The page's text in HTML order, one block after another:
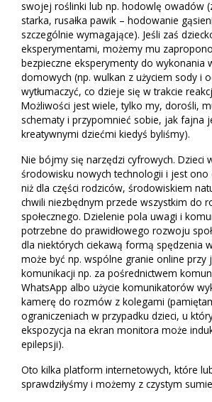
swojej roślinki lub np. hodowlę owadów
starka, rusałka pawik – hodowanie
szczególnie wymagające). Jeśli zaś
eksperymentami, możemy mu
bezpieczne eksperymenty do wykonania
domowych (np. wulkan z użyciem sody i
wytłumaczyć, co dzieje się w trakcie
Możliwości jest wiele, tylko my, dorośli,
schematy i przypomnieć sobie, jak fajna
kreatywnymi dziećmi kiedyś byliśmy).
Nie bójmy się narzędzi cyfrowych. Dzieci
środowisku nowych technologii i jest ono
niż dla części rodziców, środowiskiem
chwili niezbędnym przede wszystkim do
społecznego. Dzielenie pola uwagi i
potrzebne do prawidłowego rozwoju
dla niektórych ciekawą formą spędzenia
może być np. wspólne granie online przy
komunikacji np. za pośrednictwem
WhatsApp albo użycie komunikatorów
kamerę do rozmów z kolegami
ograniczeniach w przypadku dzieci, u
ekspozycja na ekran monitora może
epilepsji).
Oto kilka platform internetowych, które
sprawdziłyśmy i możemy z czystym